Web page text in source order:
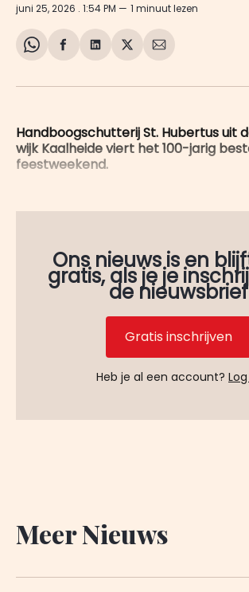
juni 25, 2026 . 1:54 PM 1 minuut lezen
Share
WhatsApp
Delen
Facebook
Delen
LinkedIn
Share
X
Deel
E-
Handboogschutterij St. Hubertus uit
wijk Kaalheide viert het 100-jarig
feestweekend.
Ons nieuws is en
gratis, als je je
de nieuwsbrief
Gratis inschrijven
Heb je al een account?
Meer Nieuws